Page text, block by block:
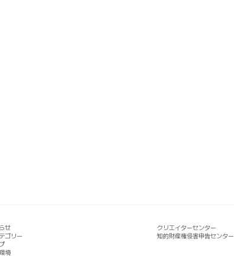
せ
ゴリー
境
クリエイターセンター
知的財産権侵害申告センター